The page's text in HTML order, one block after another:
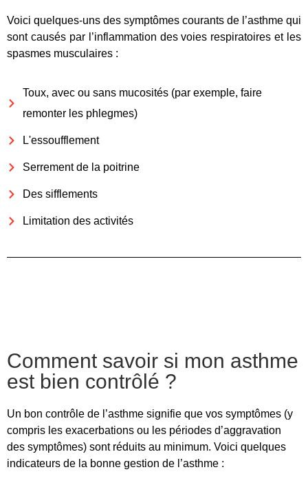
Voici quelques-uns des symptômes courants de l’asthme qui
sont causés par l’inflammation des voies respiratoires et les
spasmes musculaires :
Toux, avec ou sans mucosités (par exemple, faire
remonter les phlegmes)
L'essoufflement
Serrement de la poitrine
Des sifflements
Limitation des activités
Comment savoir si mon asthme
est bien contrôlé ?
Un bon contrôle de l’asthme signifie que vos symptômes (y
compris les exacerbations ou les périodes d’aggravation
des symptômes) sont réduits au minimum. Voici quelques
indicateurs de la bonne gestion de l’asthme :